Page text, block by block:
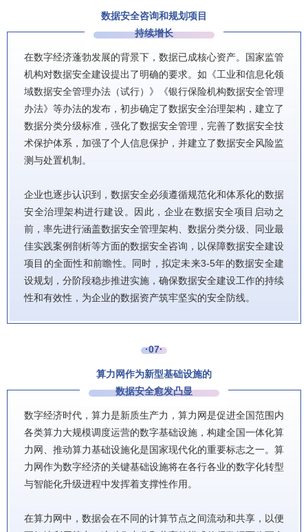
数据安全咨询和规划项目
持续增长
在数字经济蓬勃发展的背景下，数据已成核心资产。国家监管
机构对数据安全建设提出了明确的要求。如《工业和信息化领
域数据安全管理办法（试行）》《银行保险机构数据安全管理
办法》等办法的发布，初步确定了数据安全治理架构，建立了
数据分类分级标准，强化了数据安全管理，完善了数据安全技
术保护体系，加强了个人信息保护，并建立了数据安全风险监
测与处置机制。
企业也逐步认识到，数据安全必须遵循规范化和体系化的数据
安全治理架构进行建设。因此，企业在数据安全项目启动之
前，率先进行涵盖数据安全管理架构、数据分类分级、同业最
佳实践案例剖析等方面的数据安全咨询，以保障数据安全建设
项目的全面性和前瞻性。同时，拟定未来3-5年的数据安全建
设规划，分阶段稳步推进实施，确保数据安全建设工作的持续
性和有效性，为企业的数据资产筑牢坚实的安全防线。
·07·
算力网作为新型基础设施的
数据安全愈发凸显
数字经济时代，算力是新质生产力，算力网是促进全国范围内
各类算力大规模调度运营的数字基础设施，构建全国一体化算
力网、推动算力基础设施化是国家现代化的重要标志之一。算
力网作为数字经济的关键基础设施将在各行各业的数字化转型
与智能化升级进程中发挥着支撑性作用。
在算力网中，数据会在不同的计算节点之间流动和共享，以便